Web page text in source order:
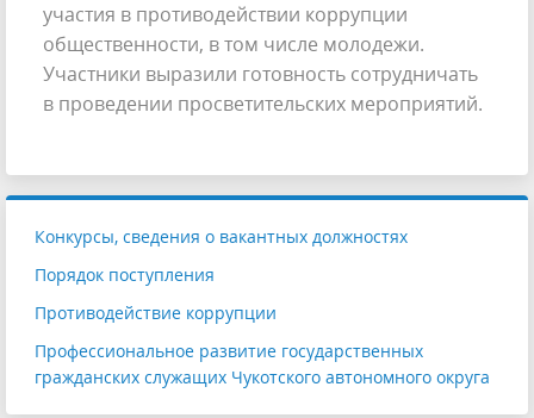
участия в противодействии коррупции
общественности, в том числе молодежи.
Участники выразили готовность сотрудничать
в проведении просветительских мероприятий.
Конкурсы, сведения о вакантных должностях
Порядок поступления
Противодействие коррупции
Профессиональное развитие государственных
гражданских служащих Чукотского автономного округа